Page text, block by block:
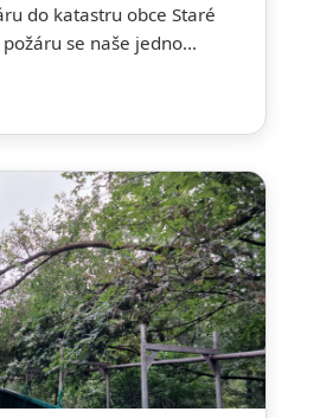
do katastru obce Staré
se naše jedno...